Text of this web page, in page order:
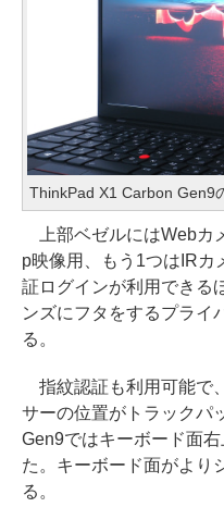
ThinkPad X1 Carbon Gen9
上部ベゼルにはWebカ
p映像用、もう1つはIR
証ログインが利用できる
ンズにフタをするプライ
る。
指紋認証も利用可能で
サーの位置がトラックパ
Gen9ではキーボード面
た。キーボード面がより
る。